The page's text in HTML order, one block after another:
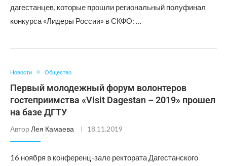
дагестанцев, которые прошли региональный полуфинал
конкурса «Лидеры России» в СКФО: …
Новости Общество
Первый молодежный форум волонтеров
гостеприимства «Visit Dagestan – 2019» прошел
на базе ДГТУ
Автор Лея Камаева 18.11.2019
16 ноября в конференц-зале ректората Дагестанского